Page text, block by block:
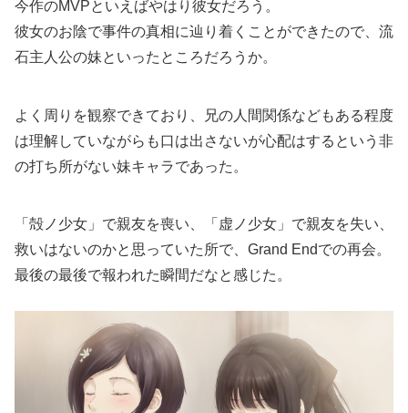
今作のMVPといえばやはり彼女だろう。
彼女のお陰で事件の真相に辿り着くことができたので、流
石主人公の妹といったところだろうか。
よく周りを観察できており、兄の人間関係などもある程度
は理解していながらも口は出さないが心配はするという非
の打ち所がない妹キャラであった。
「殻ノ少女」で親友を喪い、「虚ノ少女」で親友を失い、
救いはないのかと思っていた所で、Grand Endでの再会。
最後の最後で報われた瞬間だなと感じた。